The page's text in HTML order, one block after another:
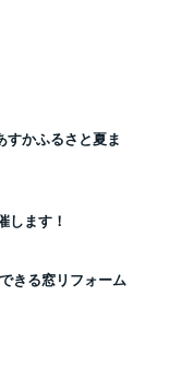
すかふるさと夏ま
します！
きる窓リフォーム